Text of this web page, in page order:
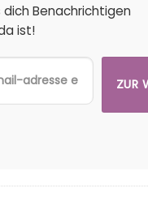
dich Benachrichtigen
ist!